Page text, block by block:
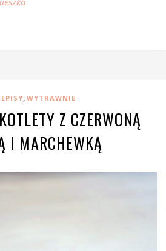
, WYTRAWNIE
Z CZERWONĄ
I MARCHEWKĄ